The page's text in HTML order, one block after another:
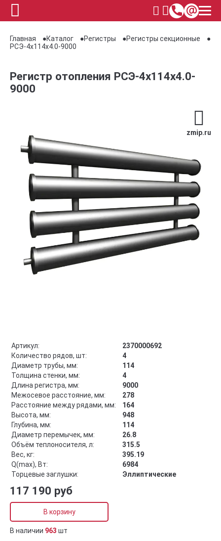
Главная Каталог Регистры
Регистры секционные
РСЭ-4x114x4.0-9000
Регистр отопления РСЭ-4x114x4.0-
9000
zmip.ru
Артикул:
2370000692
Количество рядов, шт:
4
Диаметр трубы, мм:
114
Толщина стенки, мм:
4
Длина регистра, мм:
9000
Межосевое расстояние, мм:
278
Расстояние между рядами, мм:
164
Высота, мм:
948
Глубина, мм:
114
Диаметр перемычек, мм:
26.8
Объём теплоносителя, л:
315.5
Вес, кг:
395.19
Q(max), Вт:
6984
Торцевые заглушки:
Эллиптические
117 190 руб
В корзину
В наличии 963 шт